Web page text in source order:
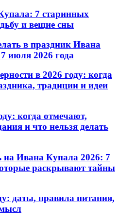
7 старинных
и вещие сны
в праздник Ивана
июля 2026 года
в 2026 году: когда
традиции и идеи
когда отмечают,
и что нельзя делать
на Ивана Купала 2026: 7
раскрывают тайны
даты, правила питания,